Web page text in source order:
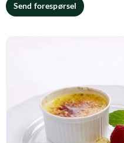
Send forespørsel